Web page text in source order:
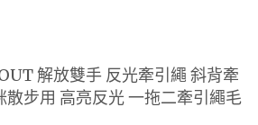
解放雙手 反光牽引繩 斜背牽
散步用 高亮反光 一拖二牽引繩毛